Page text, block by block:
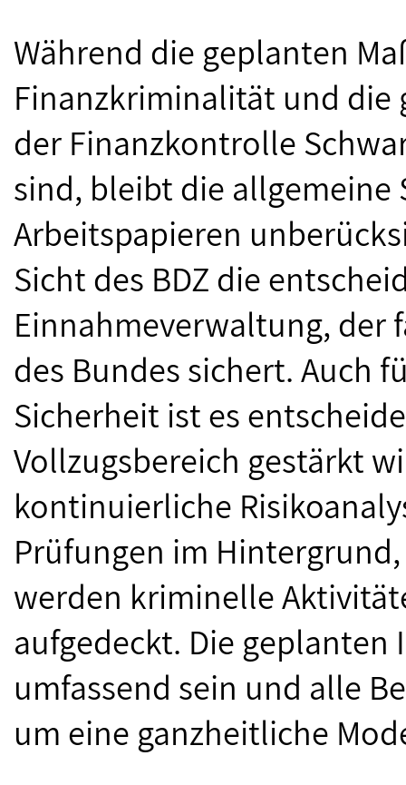
Während die geplanten
Finanzkriminalität und die
der Finanzkontrolle
sind, bleibt die allgemeine
Arbeitspapieren
Sicht des BDZ die
Einnahmeverwaltung, der
des Bundes sichert. Auch
Sicherheit ist es
Vollzugsbereich gestärkt
kontinuierliche
Prüfungen im
werden kriminelle
aufgedeckt. Die
umfassend sein und alle
um eine ganzheitliche